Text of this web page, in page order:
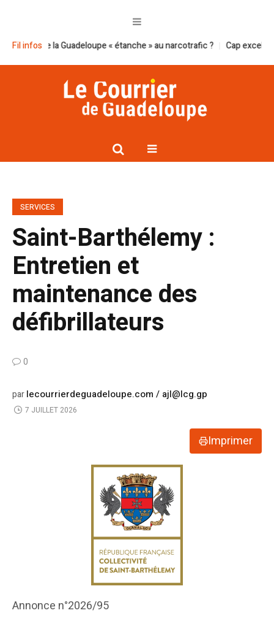
Fil infos
Guadeloupe « étanche » au narcotrafic ? Cap excellence et le
SERVICES
Saint-Barthélemy :
Entretien et
maintenance des
défibrillateurs
0
parlecourrierdeguadeloupe.com / ajl@lcg.gp
7 JUILLET 2026
Imprimer
Annonce n°2026/95